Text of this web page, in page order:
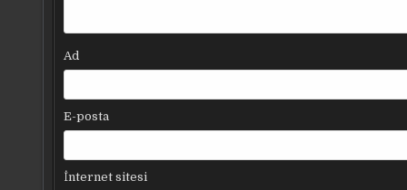
Ad
E-posta
İnternet sitesi